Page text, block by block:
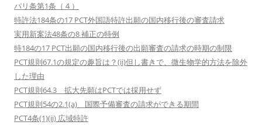
パリ条第1条（４）
特許法184条の17 PCT外国語特許出願の国内移行後の審査請求
実用新案法48条の8 補正の特例
特184の17 PCT出願の国内移行後の出願審査の請求の時期の制限
PCT規則67.1の規定の趣旨は？(ii)但し書きで、微生物学的方法を除外
した理由
PCT規則64.3 拡大先願はPCTでは採用せず
PCT規則54の2.1(a) 国際予備審査の請求ができる期間
PCT4条(1)(ii) 広域特許